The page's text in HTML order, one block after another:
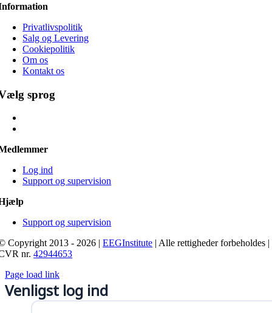
Privatlivspolitik
Salg og Levering
Cookiepolitik
Om os
Kontakt os
sprog
Log ind
Support og supervision
Support og supervision
Copyright 2013 - 2026 |EEGInstitute | Alle rettigheder forbeholdes |
nr.42944653
Page load link
Venligst log ind